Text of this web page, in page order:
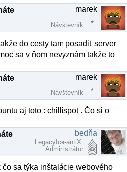
marek
Návštevník
do cesty tam posadiť server
sa v ňom nevyznám takže to
marek
Návštevník
aj toto : chillispot . Čo si o
bedňa
LegacyIce-antiX
Administrátor
čo sa týka inštalácie webového